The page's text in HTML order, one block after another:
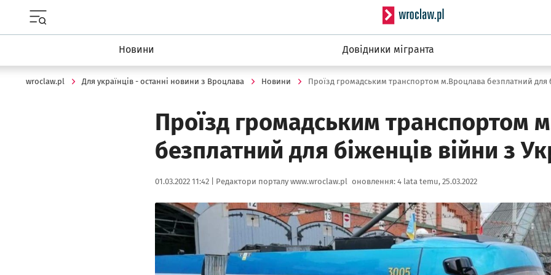
Serwis informacyjny
Новини Довідники мігранта
wroclaw.pl Для українців - останні новини з Вроцлава Новини
Проїзд громадським транспортом
безплатний для біженців війни з
Data publikacji:
01.03.2022 11:42 | Autor:
Редактори порталу www.wroclaw.pl оновлення: 4 lata temu, 25.03.2022
Kliknij, aby powiększyć